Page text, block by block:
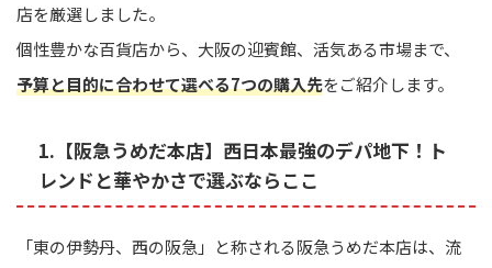
店を厳選しました。
個性豊かな百貨店から、大阪の迎賓館、活気ある市場まで、
予算と目的に合わせて選べる7つの購入先をご紹介します。
1.【阪急うめだ本店】西日本最強のデパ地下！ト
レンドと華やかさで選ぶならここ
「東の伊勢丹、西の阪急」と称される阪急うめだ本店は、流